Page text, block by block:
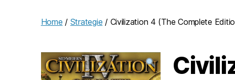
Home / Strategie / Civilization 4 (The Complete